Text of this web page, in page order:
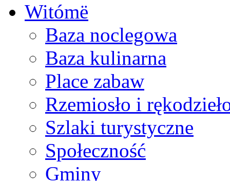
Witómë
Baza noclegowa
Baza kulinarna
Place zabaw
Rzemiosło i
Szlaki turystyczne
Społeczność
Gminy